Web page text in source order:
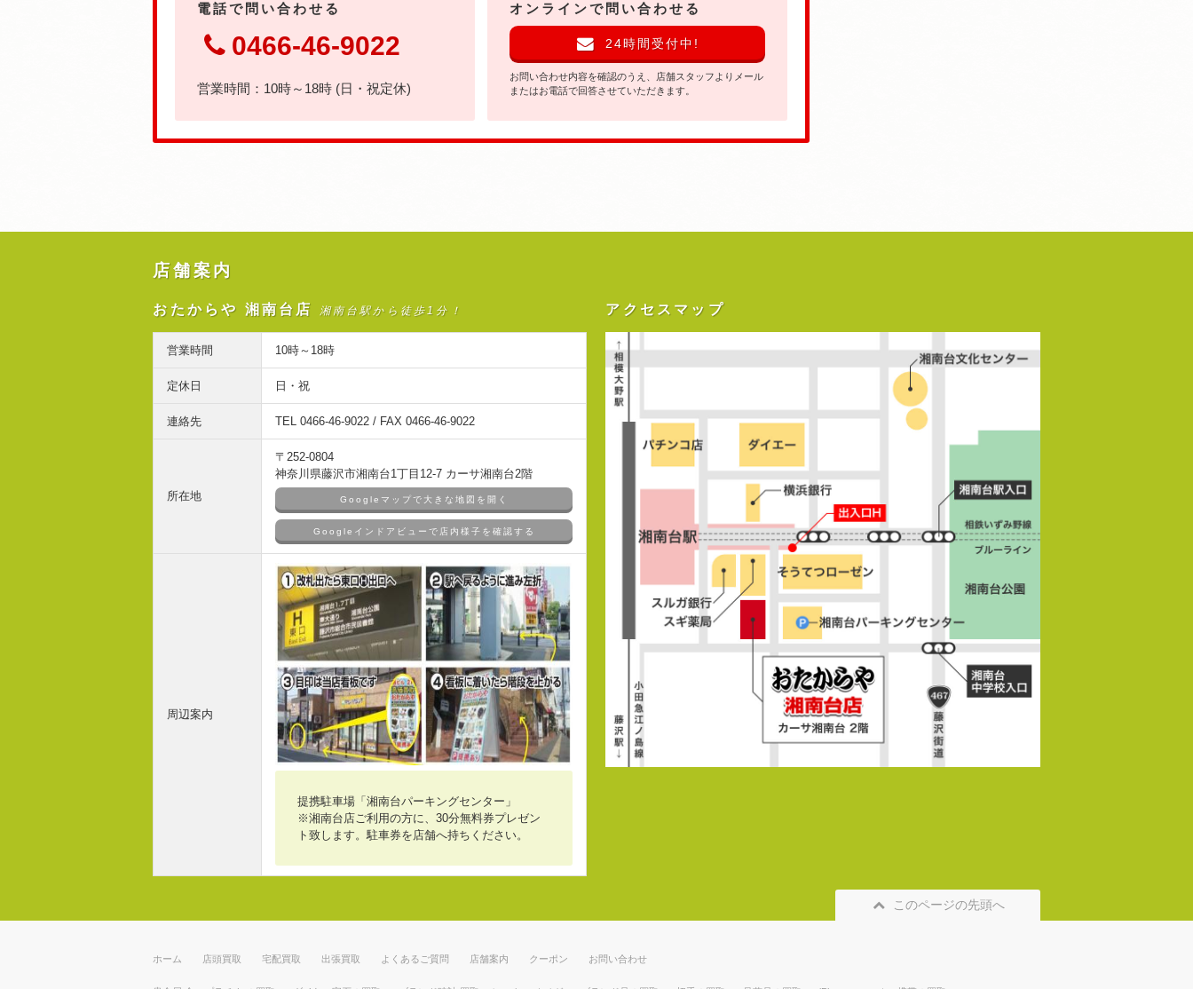
電話で問い合わせる
0466-46-9022
営業時間：10時～18時 (日・祝定休)
オンラインで問い合わせる
24時間受付中!
お問い合わせ内容を確認のうえ、店舗スタッフよりメール
またはお電話で回答させていただきます。
店舗案内
おたからや 湘南台店 湘南台駅から徒歩1分！
営業時間 10時～18時
定休日 日・祝
連絡先 TEL 0466-46-9022 / FAX 0466-46-9022
所在地
〒252-0804
神奈川県藤沢市湘南台1丁目12-7 カーサ湘南台2階
Googleマップで大きな地図を開く
Googleインドアビューで店内様子を確認する
周辺案内
提携駐車場「湘南台パーキングセンター」
※湘南台店ご利用の方に、30分無料券プレゼン
ト致します。駐車券を店舗へ持ちください。
アクセスマップ
このページの先頭へ
ホーム 店頭買取 宅配買取 出張買取 よくあるご質問 店舗案内 クーポン お問い合わせ